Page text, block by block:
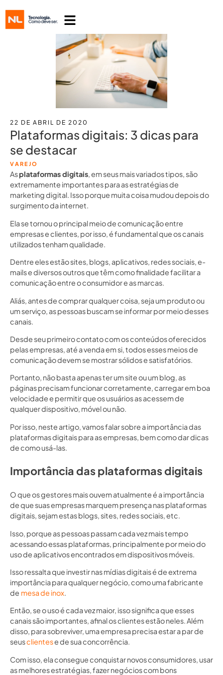
22 DE ABRIL DE 2020
Plataformas digitais: 3 dicas para
se destacar
VAREJO
Asplataformas digitais, em seus mais variados tipos, são
extremamente importantes para as estratégias de
marketing digital. Isso porque muita coisa mudou depois do
surgimento da internet.
Ela se tornou o principal meio de comunicação entre
empresas e clientes, por isso, é fundamental que os canais
utilizados tenham qualidade.
Dentre eles estão sites, blogs, aplicativos, redes sociais, e-
mails e diversos outros que têm como finalidade facilitar a
comunicação entre o consumidor e as marcas.
Aliás, antes de comprar qualquer coisa, seja um produto ou
um serviço, as pessoas buscam se informar por meio desses
canais.
Desde seu primeiro contato com os conteúdos oferecidos
pelas empresas, até a venda em si, todos esses meios de
comunicação devem se mostrar sólidos e satisfatórios.
Portanto, não basta apenas ter um site ou um blog, as
páginas precisam funcionar corretamente, carregar em boa
velocidade e permitir que os usuários as acessem de
qualquer dispositivo, móvel ou não.
Por isso, neste artigo, vamos falar sobre a importância das
plataformas digitais para as empresas, bem como dar dicas
de como usá-las.
Importância das plataformas digitais
O que os gestores mais ouvem atualmente é a importância
de que suas empresas marquem presença nas plataformas
digitais, sejam estas blogs, sites, redes sociais, etc.
Isso, porque as pessoas passam cada vez mais tempo
acessando essas plataformas, principalmente por meio do
uso de aplicativos encontrados em dispositivos móveis.
Isso ressalta que investir nas mídias digitais é de extrema
importância para qualquer negócio, como uma fabricante
de mesa de inox.
Então, se o uso é cada vez maior, isso significa que esses
canais são importantes, afinal os clientes estão neles. Além
disso, para sobreviver, uma empresa precisa estar a par de
seusclientese de sua concorrência.
Com isso, ela consegue conquistar novos consumidores, usar
as melhores estratégias, fazer negócios com bons